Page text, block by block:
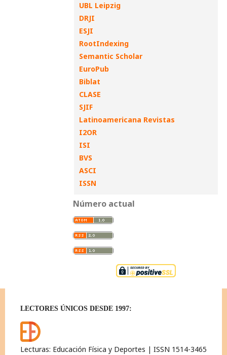
UBL Leipzig
DRJI
ESJI
RootIndexing
Semantic Scholar
EuroPub
Biblat
CLASE
SJIF
Latinoamericana Revistas
I2OR
ISI
BVS
ASCI
ISSN
Número actual
LECTORES ÚNICOS DESDE 1997:
Lecturas: Educación Física y Deportes | ISSN 1514-3465